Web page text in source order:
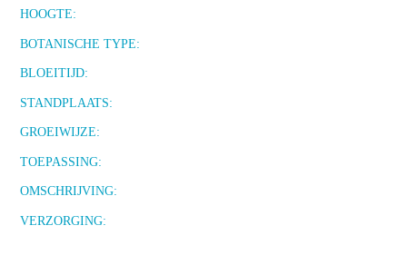
HOOGTE:
BOTANISCHE TYPE:
BLOEITIJD:
STANDPLAATS:
GROEIWIJZE:
TOEPASSING:
OMSCHRIJVING:
VERZORGING: